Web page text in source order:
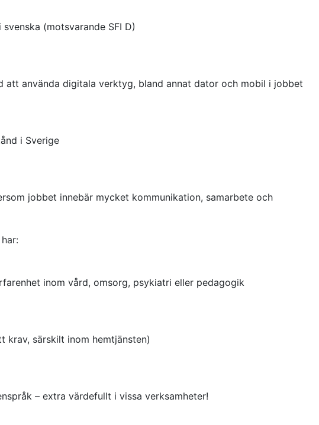
(motsvarande SFI D)
att använda digitala verktyg, bland annat dator och mobil i jobbet
i Sverige
jobbet innebär mycket kommunikation, samarbete och
inom vård, omsorg, psykiatri eller pedagogik
krav, särskilt inom hemtjänsten)
– extra värdefullt i vissa verksamheter!